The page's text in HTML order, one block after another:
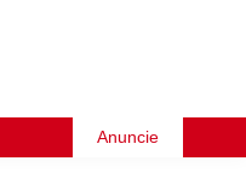
Anuncie